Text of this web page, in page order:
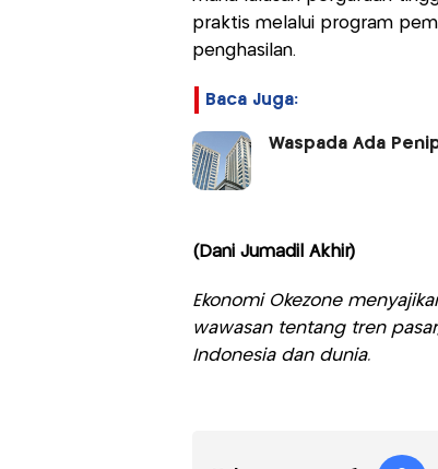
praktis melalui program
penghasilan.
Baca Juga:
Waspada Ada
(Dani Jumadil Akhir)
Ekonomi Okezone
wawasan tentang tren
Indonesia dan dunia.